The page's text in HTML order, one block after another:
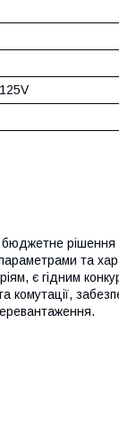
рішення
та
є гідним
комутації,